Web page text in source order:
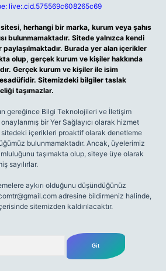
live:.cid.575569c608265c69
herhangi bir marka, kurum veya şahıs
bulunmamaktadır. Sitede yalnızca kendi
paylaşılmaktadır. Burada yer alan içerikler
olup, gerçek kurum ve kişiler hakkında
Gerçek kurum ve kişiler ile isim
Sitemizdeki bilgiler taslak
taşımazlar.
gereğince Bilgi Teknolojileri ve İletişim
bir Yer Sağlayıcı olarak hizmet
içerikleri proaktif olarak denetleme
bulunmamaktadır. Ancak, üyelerimiz
taşımakta olup, siteye üye olarak
sayılırlar.
aykırı olduğunu düşündüğünüz
adresine bildirmeniz halinde,
sitemizden kaldırılacaktır.